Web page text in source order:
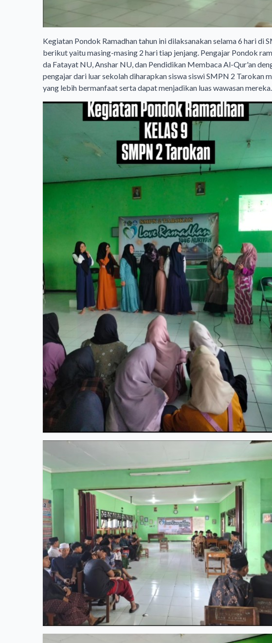
Kegiatan Pondok Ramadhan tahun ini dilaksanakan selama 6 hari di
berikut yaitu masing-masing 2 hari tiap jenjang. Pengajar Pondok
da Fatayat NU, Anshar NU, dan Pendidikan Membaca Al-Qur'an
pengajar dari luar sekolah diharapkan siswa siswi SMPN 2 Tarokan
yang lebih bermanfaat serta dapat menjadikan luas wawasan mereka.